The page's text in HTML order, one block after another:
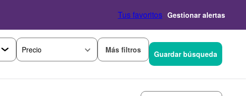
Tus favoritos Gestionar alertas
Precio Más filtros Guardar búsqueda